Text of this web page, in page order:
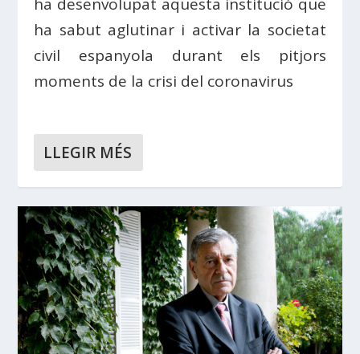
ha sabut aglutinar i activar la societat
civil espanyola durant els pitjors
moments de la crisi del coronavirus
LLEGIR MÉS